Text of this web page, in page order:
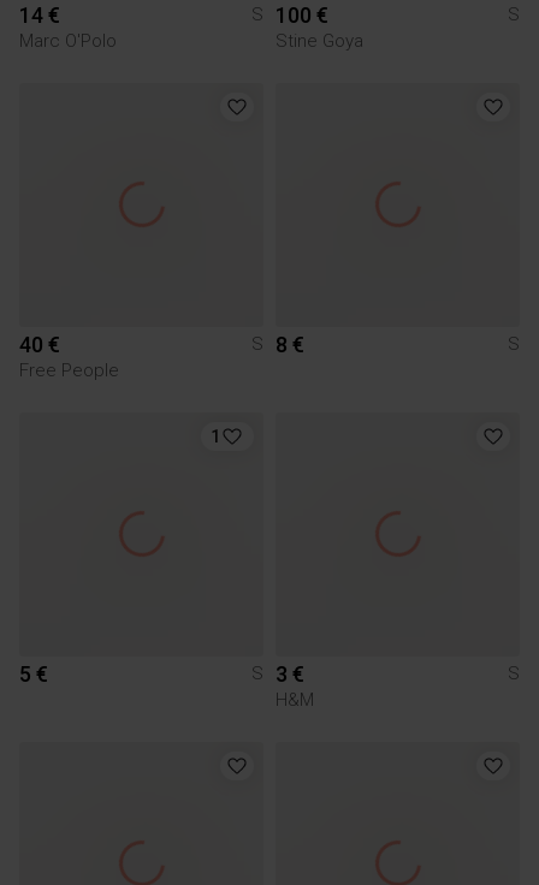
14 €
S
Marc O'Polo
100 €
S
Stine Goya
40 €
S
Free People
8 € S
1
5 € S 3 €
S
H&M